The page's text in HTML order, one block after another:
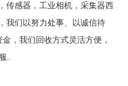
传感器，工业相机，采集器西
我们以努力处事、以诚信待
，我们回收方式灵活方便，
..